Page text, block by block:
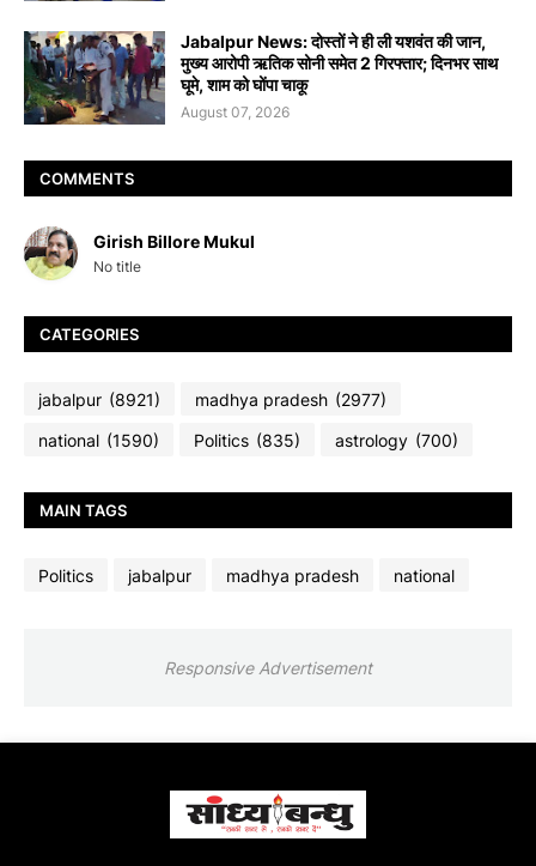
Jabalpur News: दोस्तों ने ही ली यशवंत की जान,
मुख्य आरोपी ऋतिक सोनी समेत 2 गिरफ्तार; दिनभर साथ
घूमे, शाम को घोंपा चाकू
August 07, 2026
COMMENTS
Girish Billore Mukul
No title
CATEGORIES
jabalpur (8921) madhya pradesh (2977)
national (1590) Politics (835) astrology (700)
MAIN TAGS
Politics jabalpur madhya pradesh national
Responsive Advertisement